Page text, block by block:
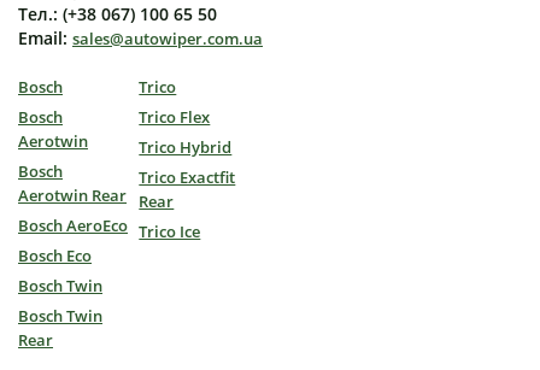
Тел.: (+38 067) 100 65 50
Email: sales@autowiper.com.ua
Bosch
Bosch
Aerotwin
Bosch
Aerotwin Rear
Bosch AeroEco
Bosch Eco
Bosch Twin
Bosch Twin
Rear
Trico
Trico Flex
Trico Hybrid
Trico Exactfit
Rear
Trico Ice